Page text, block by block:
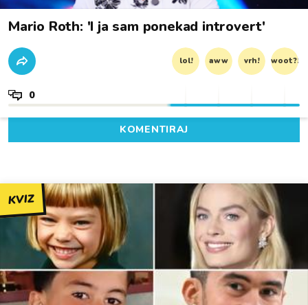
Mario Roth: 'I ja sam ponekad introvert'
lol! aww vrh! woot?!
0
KOMENTIRAJ
KVIZ